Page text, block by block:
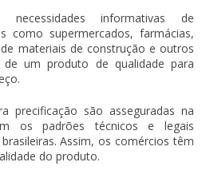
informativas de
como supermercados, farmácias,
materiais de construção e outros
de um produto de qualidade para
precificação são asseguradas na
os padrões técnicos e legais
Assim, os comércios têm
do produto.